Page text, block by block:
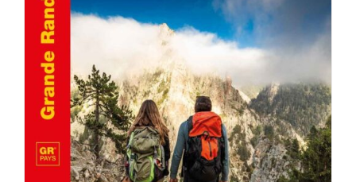
AJOUTER AU PANIER / DÉTAILS